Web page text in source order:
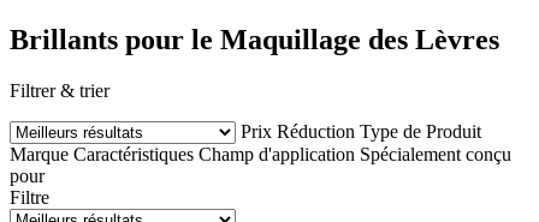
Brillants pour le Maquillage des Lèvres
Filtrer & trier
Prix Réduction Type de Produit
Marque Caractéristiques Champ d'application Spécialement conçu
pour
Filtre